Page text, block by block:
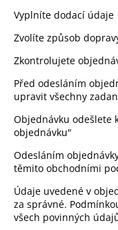
Vyplníte dodací údaje
Zvolíte způsob
Zkontrolujete
Před odesláním
upravit všechny
Objednávku odešlete
objednávku"
Odesláním
těmito obchodními
Údaje uvedené v
za správné.
všech povinných